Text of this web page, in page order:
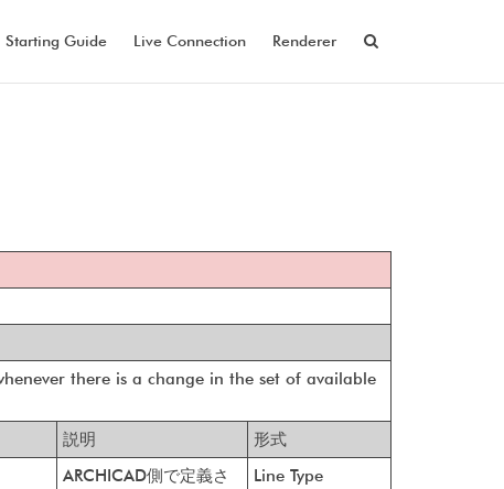
Starting Guide Live Connection Renderer
there is a change in the set of available
説明
形式
ARCHICAD側で定義さ
Line Type